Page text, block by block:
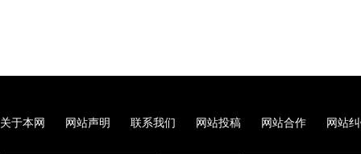
关于本网 网站声明 联系我们 网站投稿 网站合作 网站